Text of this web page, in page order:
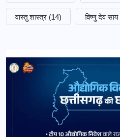
वास्तु शास्त्र (14) विष्णु देव साय